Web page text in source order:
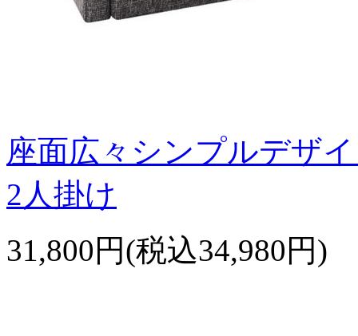
座面広々シンプルデザ
2人掛け
31,800円(税込34,980円)